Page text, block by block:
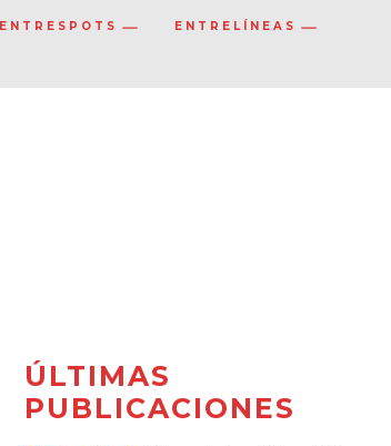
ENTRESPOTS ENTRELÍNEAS
ÚLTIMAS
PUBLICACIONES